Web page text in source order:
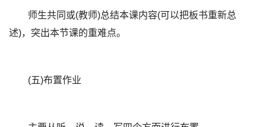
师生共同或(教师)总结本课内容(可以把板书重新总
述)，突出本节课的重难点。
(五)布置作业